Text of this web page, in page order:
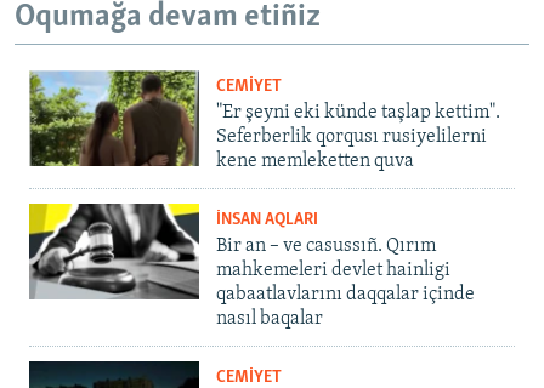
Oqumağa devam etiñiz
CEMİYET
"Er şeyni eki künde taşlap kettim".
Seferberlik qorqusı rusiyelilerni
kene memleketten quva
İNSAN AQLARI
Bir an – ve casussıñ. Qırım
mahkemeleri devlet hainligi
qabaatlavlarını daqqalar içinde
nasıl baqalar
CEMİYET